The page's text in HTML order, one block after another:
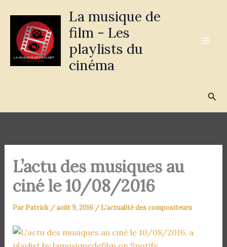
contenu
La musique de
film - Les
playlists du
cinéma
L’actu des musiques au
ciné le 10/08/2016
ParPatrick /août 9, 2016 /L'actualité des compositeurs